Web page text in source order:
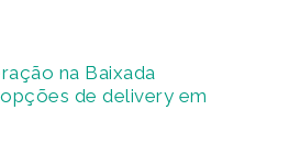
na Baixada
de delivery em